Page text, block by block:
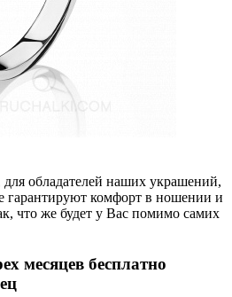
обладателей наших украшений,
гарантируют комфорт в ношении и
что же будет у Вас помимо самих
месяцев бесплатно